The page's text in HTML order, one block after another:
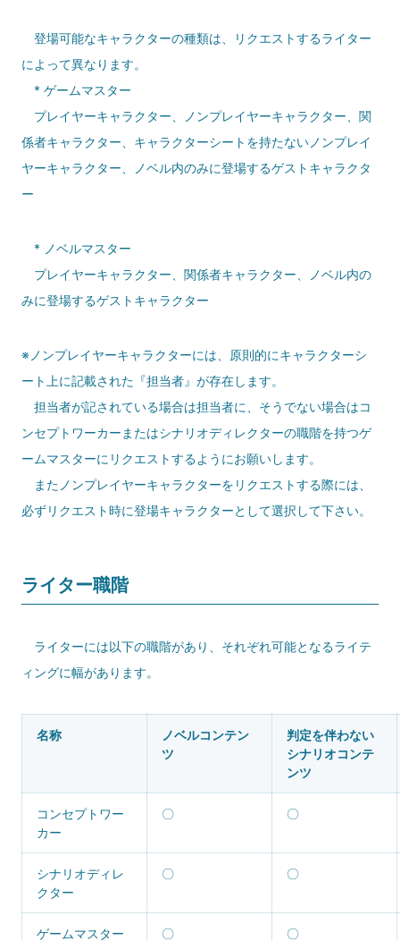
登場可能なキャラクターの種類は、リクエストするライター
によって異なります。
* ゲームマスター
プレイヤーキャラクター、ノンプレイヤーキャラクター、関
係者キャラクター、キャラクターシートを持たないノンプレイ
ヤーキャラクター、ノベル内のみに登場するゲストキャラクタ
ー
* ノベルマスター
プレイヤーキャラクター、関係者キャラクター、ノベル内の
みに登場するゲストキャラクター
※ノンプレイヤーキャラクターには、原則的にキャラクターシ
ート上に記載された『担当者』が存在します。
担当者が記されている場合は担当者に、そうでない場合はコ
ンセプトワーカーまたはシナリオディレクターの職階を持つゲ
ームマスターにリクエストするようにお願いします。
またノンプレイヤーキャラクターをリクエストする際には、
必ずリクエスト時に登場キャラクターとして選択して下さい。
ライター職階
ライターには以下の職階があり、それぞれ可能となるライテ
ィングに幅があります。
名称
ノベルコンテン
ツ
判定を伴わない
シナリオコンテ
ンツ
コンセプトワー
カー
〇 〇
シナリオディレ
クター
〇 〇
ゲームマスター 〇 〇